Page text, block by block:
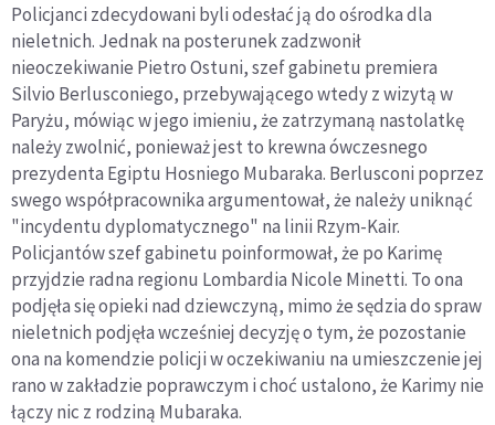
Policjanci zdecydowani byli odesłać ją do ośrodka dla
nieletnich. Jednak na posterunek zadzwonił
nieoczekiwanie Pietro Ostuni, szef gabinetu premiera
Silvio Berlusconiego, przebywającego wtedy z wizytą w
Paryżu, mówiąc w jego imieniu, że zatrzymaną nastolatkę
należy zwolnić, ponieważ jest to krewna ówczesnego
prezydenta Egiptu Hosniego Mubaraka. Berlusconi poprzez
swego współpracownika argumentował, że należy uniknąć
"incydentu dyplomatycznego" na linii Rzym-Kair.
Policjantów szef gabinetu poinformował, że po Karimę
przyjdzie radna regionu Lombardia Nicole Minetti. To ona
podjęła się opieki nad dziewczyną, mimo że sędzia do spraw
nieletnich podjęła wcześniej decyzję o tym, że pozostanie
ona na komendzie policji w oczekiwaniu na umieszczenie jej
rano w zakładzie poprawczym i choć ustalono, że Karimy nie
łączy nic z rodziną Mubaraka.